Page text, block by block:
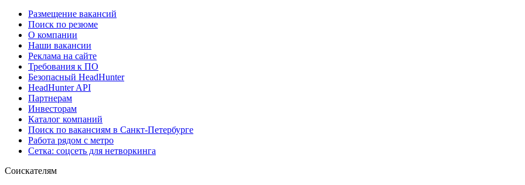
Размещение вакансий
Поиск по резюме
О компании
Наши вакансии
Реклама на сайте
Требования к ПО
Безопасный HeadHunter
HeadHunter API
Партнерам
Инвесторам
Каталог компаний
Поиск по вакансиям в Санкт-Петербурге
Работа рядом с метро
Сетка: соцсеть для нетворкинга
Соискателям